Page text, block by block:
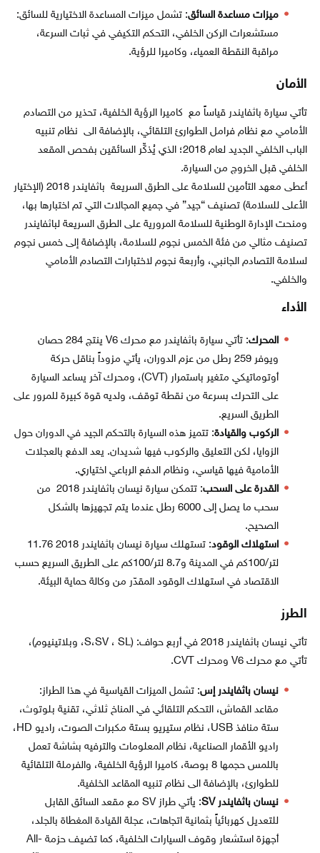
ميزات مساعدة السائق: تشمل ميزات المساعدة الاختيارية للسائق:
مستشعرات الركن الخلفي، التحكم التكيفي في ثبات السرعة،
مراقبة النقطة العمياء، وكاميرا للرؤية.
الأمان
تأتي سيارة باثفايندر قياساً مع كاميرا الرؤية الخلفية، تحذير من التصادم
الأمامي مع نظام فرامل الطوارئ التلقائي، بالإضافة الى نظام تنبيه
الباب الخلفي الجديد لعام 2018؛ الذي يُذكِّر السائقين بفحص المقعد
الخلفي قبل الخروج من السيارة.
أعطى معهد التأمين للسلامة على الطرق السريعة باثفايندر 2018 (الإختيار
الأعلى للسلامة) تصنيف “جيد” في جميع المجالات التي تم اختبارها بها،
ومنحت الإدارة الوطنية للسلامة المرورية على الطرق السريعة لباثفايندر
تصنيف مثالي من فئة الخمس نجوم للسلامة، بالإضافة إلى خمس نجوم
لسلامة التصادم الجانبي، وأربعة نجوم لاختبارات التصادم الأمامي
والخلفي.
الأداء
المحرك
: تأتي سيارة باثفايندر مع محرك V6 ينتج 284 حصان
ويوفر 259 رطل من عزم الدوران، يأتي مزوداً بناقل حركة
أوتوماتيكي متغير باستمرار (CVT)، ومحرك آخر يساعد السيارة
على التحرك بسرعة من نقطة توقف، ولديه قوة كبيرة للمرور على
الطريق السريع.
الركوب والقيادة: تتميز هذه السيارة بالتحكم الجيد في الدوران حول
الزوايا، لكن التعليق والركوب فيها شديدان. يعد الدفع بالعجلات
الأمامية فيها قياسي، ونظام الدفع الرباعي اختياري.
القدرة على السحب
: تتمكن سيارة نيسان باثفايندر 2018 من
سحب ما يصل إلى 6000 رطل عندما يتم تجهيزها بالشكل
الصحيح.
استهلاك الوقود
: تستهلك سيارة نيسان باثفايندر 2018 11.76
لتر/100كم في المدينة و8.7 لتر/100كم على الطريق السريع حسب
الاقتصاد في استهلاك الوقود المقدّر من وكالة حماية البيئة.
الطرز
تأتي نيسان باثفايندر 2018 في أربع حواف: (S،SV ، SL، وبلاتينيوم)،
تأتي مع محرك V6 ومحرك CVT.
نيسان باثفايندر إس: تشمل الميزات القياسية في هذا الطراز:
مقاعد القماش، التحكم التلقائي في المناخ ثلاثي، تقنية بلوتوث،
ستة منافذ USB، نظام ستيريو بستة مكبرات الصوت، راديو HD،
راديو الأقمار الصناعية، نظام المعلومات والترفيه بشاشة تعمل
باللمس حجمها 8 بوصة، كاميرا الرؤية الخلفية، والفرملة التلقائية
للطوارئ، بالإضافة الى نظام تنبيه المقاعد الخلفية.
نيسان باثفايندر SV
: يأتي طراز SV مع مقعد السائق القابل
للتعديل كهربائياً بثمانية اتجاهات، عجلة القيادة المغطاة بالجلد،
أجهزة استشعار وقوف السيارات الخلفية، كما تضيف حزمة All-